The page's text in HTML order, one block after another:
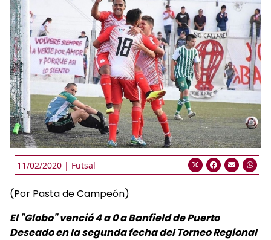
11/02/2020 | Futsal
(Por Pasta de Campeón)
El "Globo" venció 4 a 0 a Banfield de Puerto
Deseado en la segunda fecha del Torneo Regional